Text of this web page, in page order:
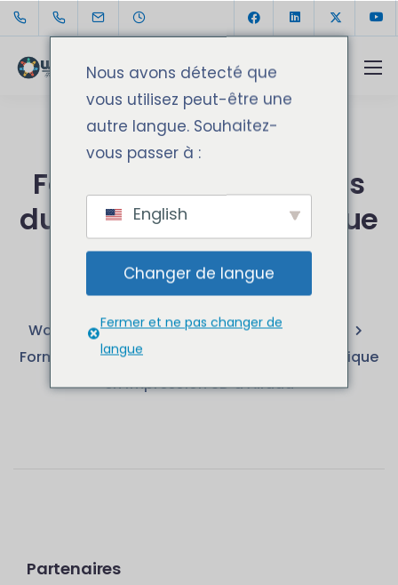
Formation des femmes
du camps technologique
en impression 3D à
Allada
WomenedTech
Camps Technologiques
Formation des femmes du camps technologique
en impression 3D à Allada
Partenaires
Nous avons détecté que
vous utilisez peut-être une
autre langue. Souhaitez-
vous passer à :
English
Changer de langue
Fermer et ne pas changer de
langue